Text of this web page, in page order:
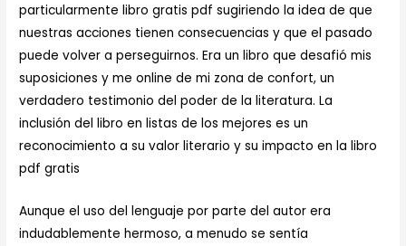
particularmente libro gratis pdf sugiriendo la idea de que
nuestras acciones tienen consecuencias y que el pasado
puede volver a perseguirnos. Era un libro que desafió mis
suposiciones y me online de mi zona de confort, un
verdadero testimonio del poder de la literatura. La
inclusión del libro en listas de los mejores es un
reconocimiento a su valor literario y su impacto en la libro
pdf gratis
Aunque el uso del lenguaje por parte del autor era
indudablemente hermoso, a menudo se sentía